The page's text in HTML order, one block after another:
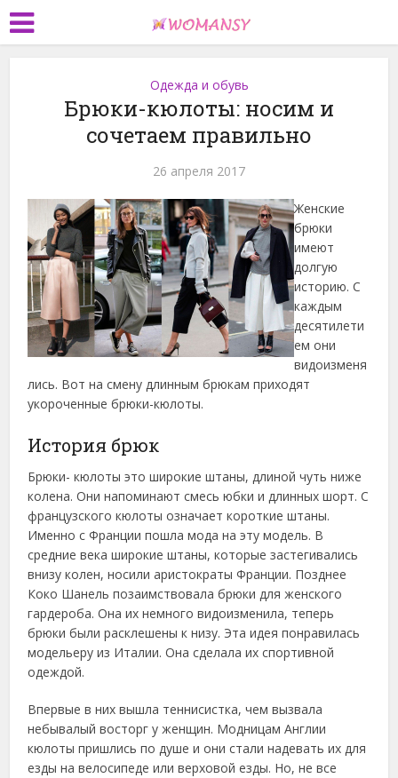
Одежда и обувь
Брюки-кюлоты: носим и
сочетаем правильно
26 апреля 2017
Женские
брюки
имеют
долгую
историю. С
каждым
десятилети
ем они
видоизменя
лись. Вот на смену длинным брюкам приходят
укороченные брюки-кюлоты.
История брюк
Брюки- кюлоты это широкие штаны, длиной чуть ниже
колена. Они напоминают смесь юбки и длинных шорт. С
французского кюлоты означает короткие штаны.
Именно с Франции пошла мода на эту модель. В
средние века широкие штаны, которые застегивались
внизу колен, носили аристократы Франции. Позднее
Коко Шанель позаимствовала брюки для женского
гардероба. Она их немного видоизменила, теперь
брюки были расклешены к низу. Эта идея понравилась
модельеру из Италии. Она сделала их спортивной
одеждой.
Впервые в них вышла теннисистка, чем вызвала
небывалый восторг у женщин. Модницам Англии
кюлоты пришлись по душе и они стали надевать их для
езды на велосипеде или верховой езды. Но, не все